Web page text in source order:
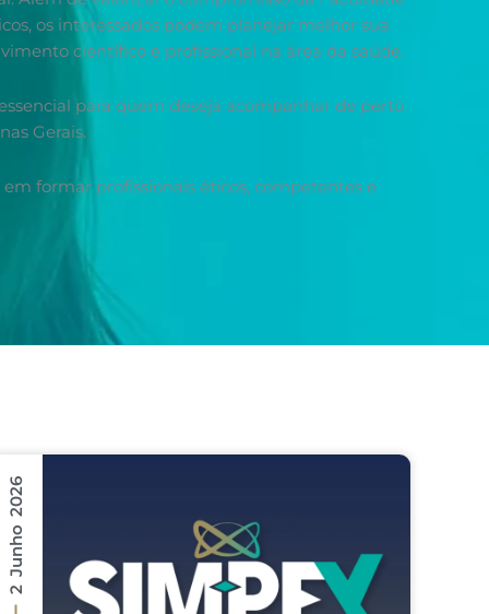
os interessados podem planejar melhor sua
científico e profissional na área da saúde.
para quem deseja acompanhar de perto
Gerais.
formar profissionais éticos, competentes e
2 Junho 2026